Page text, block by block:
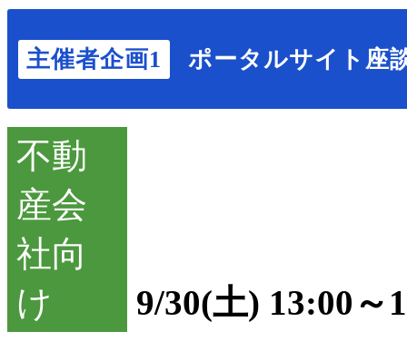
主催者企画1 ポータルサイト座
9/30(土) 13:00～